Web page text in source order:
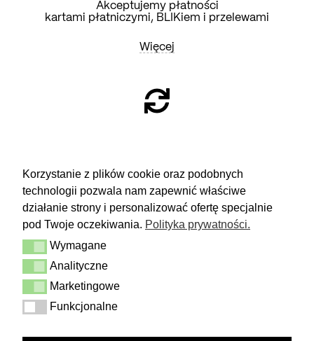
Korzystanie z plików cookie oraz podobnych
technologii pozwala nam zapewnić właściwe
działanie strony i personalizować ofertę specjalnie
pod Twoje oczekiwania. Polityka prywatności.
Wymagane
Wymagane
Analityczne
Analityczne
Marketingowe
Marketingowe
Funkcjonalne
Funkcjonalne
Akceptujemy płatności
kartami płatniczymi, BLIKiem i przelewami
Więcej
Masz 14 dni na podjęcie
decyzji i spokojne rozważenie zakupu.
Więcej
Dostawa i zwrot
Kontakt
Regulamin
Polityka prywatności